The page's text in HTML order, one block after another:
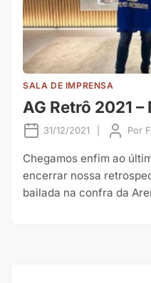
SALA DE IMPRENSA
AG Retrô 2021
31/12/2021 Por
Chegamos enfim ao
encerrar nossa
bailada na confra da